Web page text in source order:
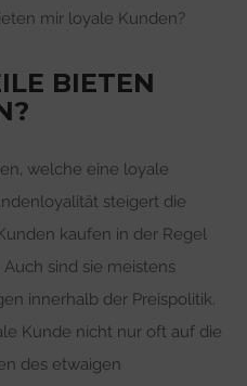
mir loyale Kunden?
BIETEN
welche eine loyale
steigert die
kaufen in der Regel
sind sie meistens
innerhalb der Preispolitik.
Kunde nicht nur oft auf die
des etwaigen